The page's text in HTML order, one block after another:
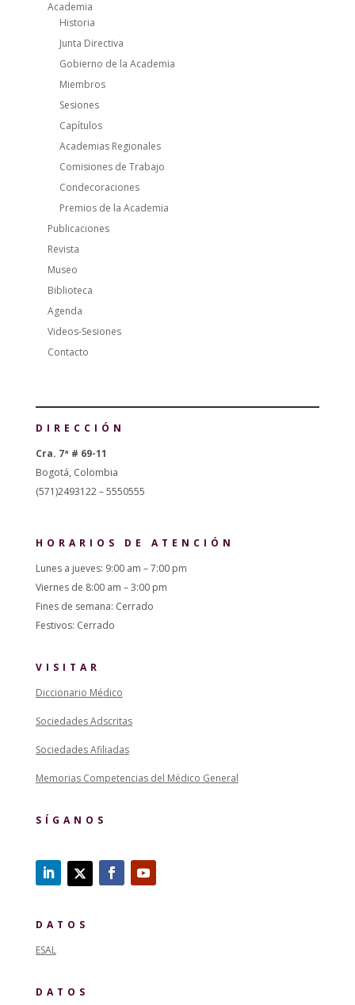
Academia
Historia
Junta Directiva
Gobierno de la Academia
Miembros
Sesiones
Capítulos
Academias Regionales
Comisiones de Trabajo
Condecoraciones
Premios de la Academia
Publicaciones
Revista
Museo
Biblioteca
Agenda
Videos-Sesiones
Contacto
DIRECCIÓN
Cra. 7ª # 69-11
Bogotá, Colombia
(571)2493122 – 5550555
HORARIOS DE ATENCIÓN
Lunes a jueves: 9:00 am – 7:00 pm
Viernes de 8:00 am – 3:00 pm
Fines de semana: Cerrado
Festivos: Cerrado
VISITAR
Diccionario Médico
Sociedades Adscritas
Sociedades Afiliadas
Memorias Competencias del Médico General
SÍGANOS
DATOS
ESAL
DATOS